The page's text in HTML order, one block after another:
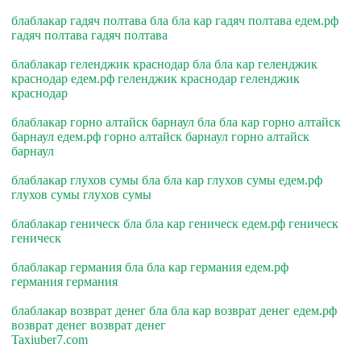
блаблакар гадяч полтава бла бла кар гадяч полтава едем.рф
гадяч полтава гадяч полтава
блаблакар геленджик краснодар бла бла кар геленджик
краснодар едем.рф геленджик краснодар геленджик
краснодар
блаблакар горно алтайск барнаул бла бла кар горно алтайск
барнаул едем.рф горно алтайск барнаул горно алтайск
барнаул
блаблакар глухов сумы бла бла кар глухов сумы едем.рф
глухов сумы глухов сумы
блаблакар геническ бла бла кар геническ едем.рф геническ
геническ
блаблакар германия бла бла кар германия едем.рф
германия германия
блаблакар возврат денег бла бла кар возврат денег едем.рф
возврат денег возврат денег
Taxiuber7.com